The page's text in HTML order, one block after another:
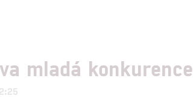
mladá konkurence